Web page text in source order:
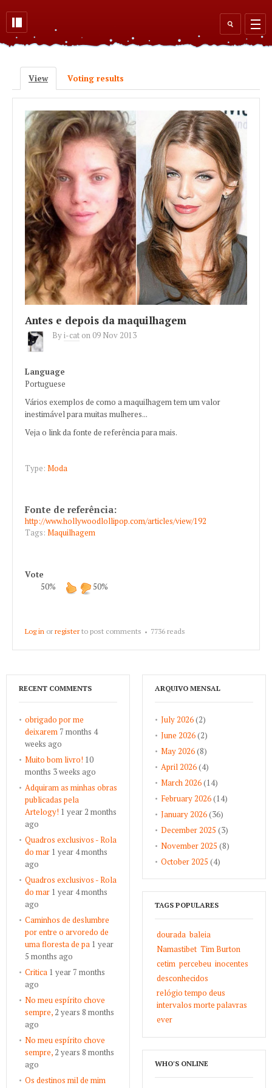
Search
form
Primary tabs
View(active tab)
Voting results
Antes e depois da maquilhagem
Byi-cat on 09 Nov 2013
Language
Portuguese
Vários exemplos de como a maquilhagem tem um valor
inestimável para muitas mulheres...
Veja o link da fonte de referência para mais.
Type: Moda
Fonte de referência:
http://www.hollywoodlollipop.com/articles/view/192
Tags: Maquilhagem
Vote
50%
50%
Log in or registerto post comments 7736 reads
RECENT COMMENTS
obrigado por me
deixarem 7 months 4
weeks ago
Muito bom livro! 10
months 3 weeks ago
Adquiram as minhas obras
publicadas pela
Artelogy! 1 year 2 months
ago
Quadros exclusivos - Rola
do mar 1 year 4 months
ago
Quadros exclusivos - Rola
do mar 1 year 4 months
ago
Caminhos de deslumbre
por entre o arvoredo de
uma floresta de pa 1 year
5 months ago
Critica 1 year 7 months
ago
No meu espírito chove
sempre, 2 years 8 months
ago
No meu espírito chove
sempre, 2 years 8 months
ago
Os destinos mil de mim
ARQUIVO MENSAL
July 2026(2)
June 2026(2)
May 2026(8)
April 2026(4)
March 2026(14)
February 2026(14)
January 2026(36)
December 2025 (3)
November 2025 (8)
October 2025 (4)
TAGS POPULARES
dourada baleia
Namastibet Tim Burton
cetim percebeu inocentes
desconhecidos
relógio tempo deus
intervalos morte palavras
ever
WHO'S ONLINE